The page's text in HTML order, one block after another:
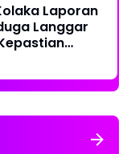
Laporan
Langgar